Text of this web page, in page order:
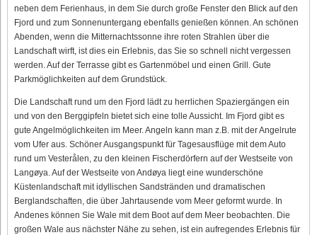
neben dem Ferienhaus, in dem Sie durch große Fenster den Blick auf den
Fjord und zum Sonnenuntergang ebenfalls genießen können. An schönen
Abenden, wenn die Mitternachtssonne ihre roten Strahlen über die
Landschaft wirft, ist dies ein Erlebnis, das Sie so schnell nicht vergessen
werden. Auf der Terrasse gibt es Gartenmöbel und einen Grill. Gute
Parkmöglichkeiten auf dem Grundstück.
Die Landschaft rund um den Fjord lädt zu herrlichen Spaziergängen ein
und von den Berggipfeln bietet sich eine tolle Aussicht. Im Fjord gibt es
gute Angelmöglichkeiten im Meer. Angeln kann man z.B. mit der Angelrute
vom Ufer aus. Schöner Ausgangspunkt für Tagesausflüge mit dem Auto
rund um Vesterålen, zu den kleinen Fischerdörfern auf der Westseite von
Langøya. Auf der Westseite von Andøya liegt eine wunderschöne
Küstenlandschaft mit idyllischen Sandstränden und dramatischen
Berglandschaften, die über Jahrtausende vom Meer geformt wurde. In
Andenes können Sie Wale mit dem Boot auf dem Meer beobachten. Die
großen Wale aus nächster Nähe zu sehen, ist ein aufregendes Erlebnis für